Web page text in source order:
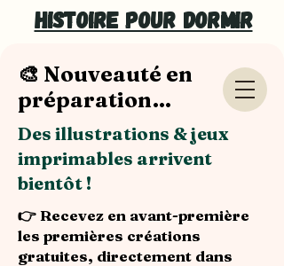
Histoire pour dormir
🎨 Nouveauté en
préparation…
Des illustrations & jeux
imprimables arrivent
bientôt !
👉 Recevez en avant-première
les premières créations
gratuites, directement dans